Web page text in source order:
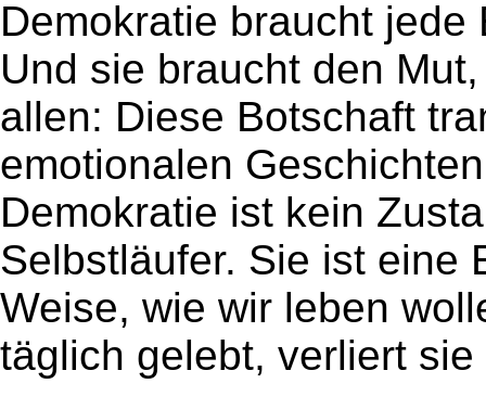
Demokratie braucht
Und sie braucht den
allen: Diese Botschaft
emotionalen
Demokratie ist kein
Selbstläufer. Sie ist eine
Weise, wie wir leben
täglich gelebt, verliert